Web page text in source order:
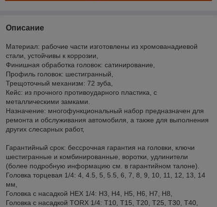
Описание
Материал: рабочие части изготовлены из хромованадиевой
стали, устойчивы к коррозии,
Финишная обработка головок: сатинирование,
Профиль головок: шестигранный,
Трещоточный механизм: 72 зуба,
Кейс: из прочного противоударного пластика, с
металлическими замками.
Назначение: многофункциональный набор предназначен для
ремонта и обслуживания автомобиля, а также для выполнения
других слесарных работ,
Гарантийный срок: бессрочная гарантия на головки, ключи
шестигранные и комбинированные, воротки, удлинители
(более подробную информацию см. в гарантийном талоне).
Головка торцевая 1/4: 4, 4.5, 5, 5.5, 6, 7, 8, 9, 10, 11, 12, 13, 14
мм,
Головка с насадкой HEX 1/4: H3, H4, H5, H6, H7, H8,
Головка с насадкой TORX 1/4: T10, T15, T20, T25, T30, T40,